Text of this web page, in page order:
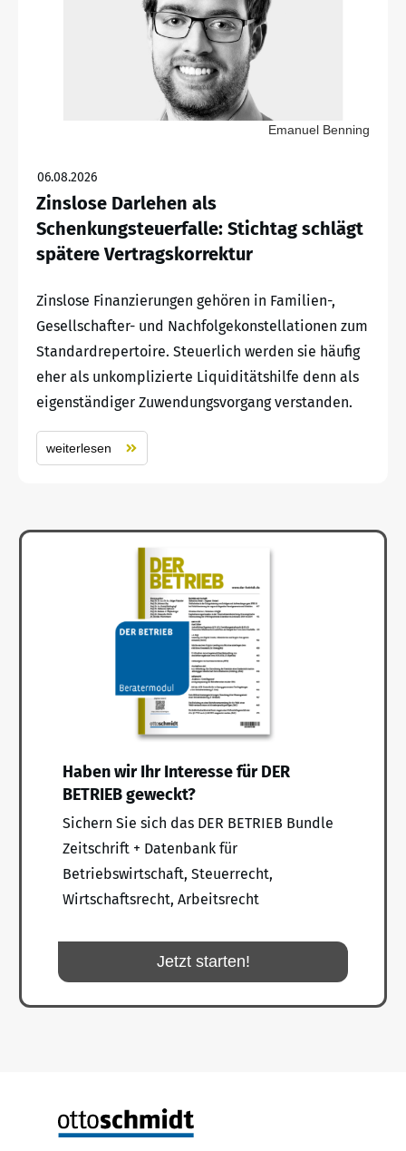
Emanuel Benning
06.08.2026
Zinslose Darlehen als
Schenkungsteuerfalle: Stichtag schlägt
spätere Vertragskorrektur
Zinslose Finanzierungen gehören in Familien-,
Gesellschafter- und Nachfolgekonstellationen zum
Standardrepertoire. Steuerlich werden sie häufig
eher als unkomplizierte Liquiditätshilfe denn als
eigenständiger Zuwendungsvorgang verstanden.
weiterlesen
Haben wir Ihr Interesse für DER
BETRIEB geweckt?
Sichern Sie sich das DER BETRIEB Bundle
Zeitschrift + Datenbank für
Betriebswirtschaft, Steuerrecht,
Wirtschaftsrecht, Arbeitsrecht
Jetzt starten!